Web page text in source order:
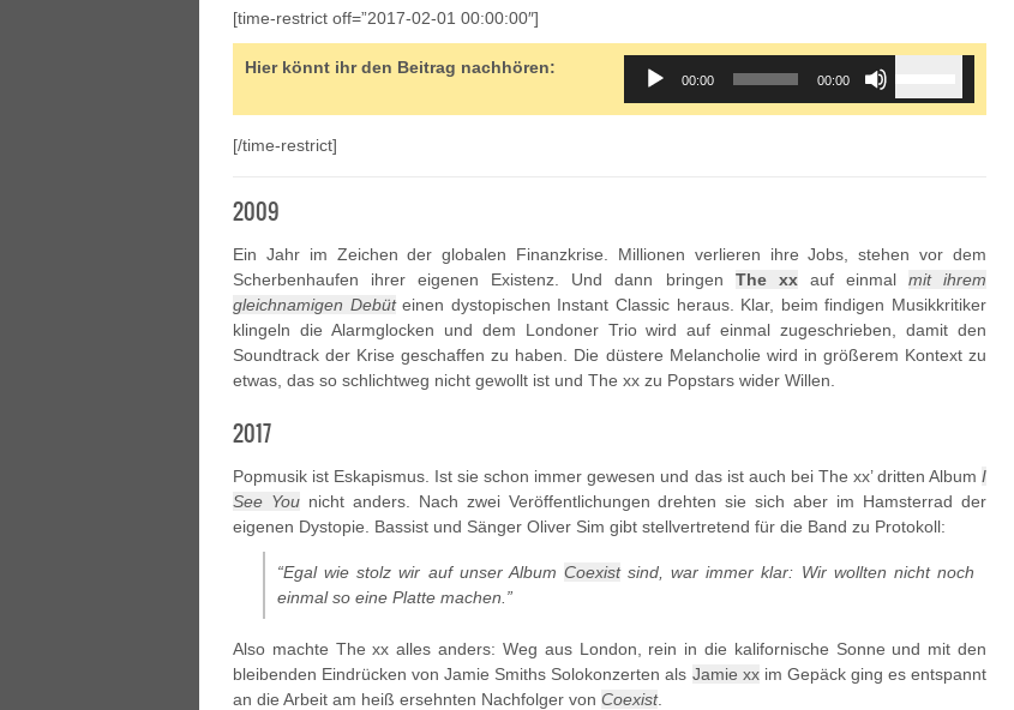
[time-restrict off=”2017-02-01 00:00:00″]
Hier könnt ihr den Beitrag nachhören:
Audio
Player
00:00 00:00
Arrow
[/time-restrict]
2009
Ein Jahr im Zeichen der globalen Finanzkrise. Millionen verlieren ihre Jobs, stehen vor dem
Scherbenhaufen ihrer eigenen Existenz. Und dann bringen The xxauf einmal mit ihrem
gleichnamigen Debüteinen dystopischen Instant Classic heraus. Klar, beim findigen Musikkritiker
klingeln die Alarmglocken und dem Londoner Trio wird auf einmal zugeschrieben, damit den
Soundtrack der Krise geschaffen zu haben. Die düstere Melancholie wird in größerem Kontext zu
etwas, das so schlichtweg nicht gewollt ist und The xx zu Popstars wider Willen.
2017
Popmusik ist Eskapismus. Ist sie schon immer gewesen und das ist auch bei The xx’ dritten Album I
See Younicht anders. Nach zwei Veröffentlichungen drehten sie sich aber im Hamsterrad der
eigenen Dystopie. Bassist und Sänger Oliver Sim gibt stellvertretend für die Band zu Protokoll:
“Egal wie stolz wir auf unser Album Coexistsind, war immer klar: Wir wollten nicht noch
einmal so eine Platte machen.”
Also machte The xx alles anders: Weg aus London, rein in die kalifornische Sonne und mit den
bleibenden Eindrücken von Jamie Smiths Solokonzerten als Jamie xxim Gepäck ging es entspannt
an die Arbeit am heiß ersehnten Nachfolger von Coexist.